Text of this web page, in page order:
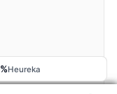
Heureka
925 fotek
Heureka
925 fotek